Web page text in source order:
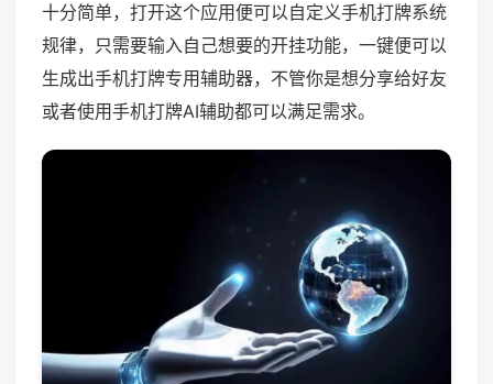
十分简单，打开这个应用便可以自定义手机打牌系统
规律，只需要输入自己想要的开挂功能，一键便可以
生成出手机打牌专用辅助器，不管你是想分享给好友
或者使用手机打牌AI辅助都可以满足需求。